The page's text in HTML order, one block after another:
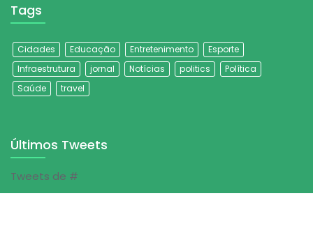
Tags
Cidades Educação Entretenimento
Esporte
Infraestrutura
jornal Notícias politics
Política
Saúde
travel
Últimos Tweets
Tweets de #